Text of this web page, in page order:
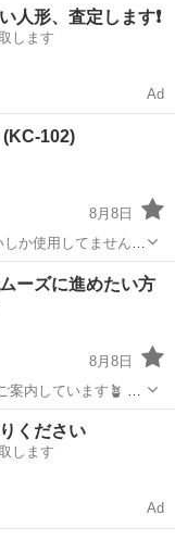
人形、査定します❗️
します
Ad
102)
8月8日
か使用してません。
を添えてご連絡くだ
ーズに進めたい方
8月8日
案内しています🪴 T
になります！ 中古品
ます！ 国内メーカ
ください
します
Ad